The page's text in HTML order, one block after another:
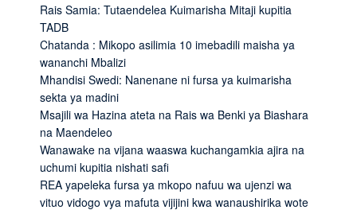
Rais Samia: Tutaendelea Kuimarisha Mitaji kupitia
TADB
Chatanda : Mikopo asilimia 10 imebadili maisha ya
wananchi Mbalizi
Mhandisi Swedi: Nanenane ni fursa ya kuimarisha
sekta ya madini
Msajili wa Hazina ateta na Rais wa Benki ya Biashara
na Maendeleo
Wanawake na vijana waaswa kuchangamkia ajira na
uchumi kupitia nishati safi
REA yapeleka fursa ya mkopo nafuu wa ujenzi wa
vituo vidogo vya mafuta vijijini kwa wanaushirika wote